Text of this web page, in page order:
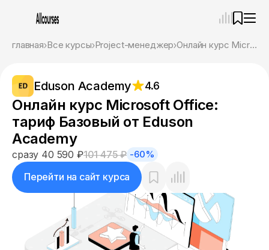
главная Все курсы Project-менеджер Онлайн курс Microsoft Office: тариф Базовый от Eduson Academy
Eduson Academy 4.6
Онлайн курс Microsoft Office:
тариф Базовый от Eduson
Academy
сразу 40 590 ₽101 475 ₽ -60%
Перейти на сайт курса
Ассистент
Привет! Я Ваш карьерный навигатор. Подберу
курсы, которые соответствует именно вашим
целям.
Пожалуйста, ответьте на несколько вопросов,
чтобы начать.
Приступим?